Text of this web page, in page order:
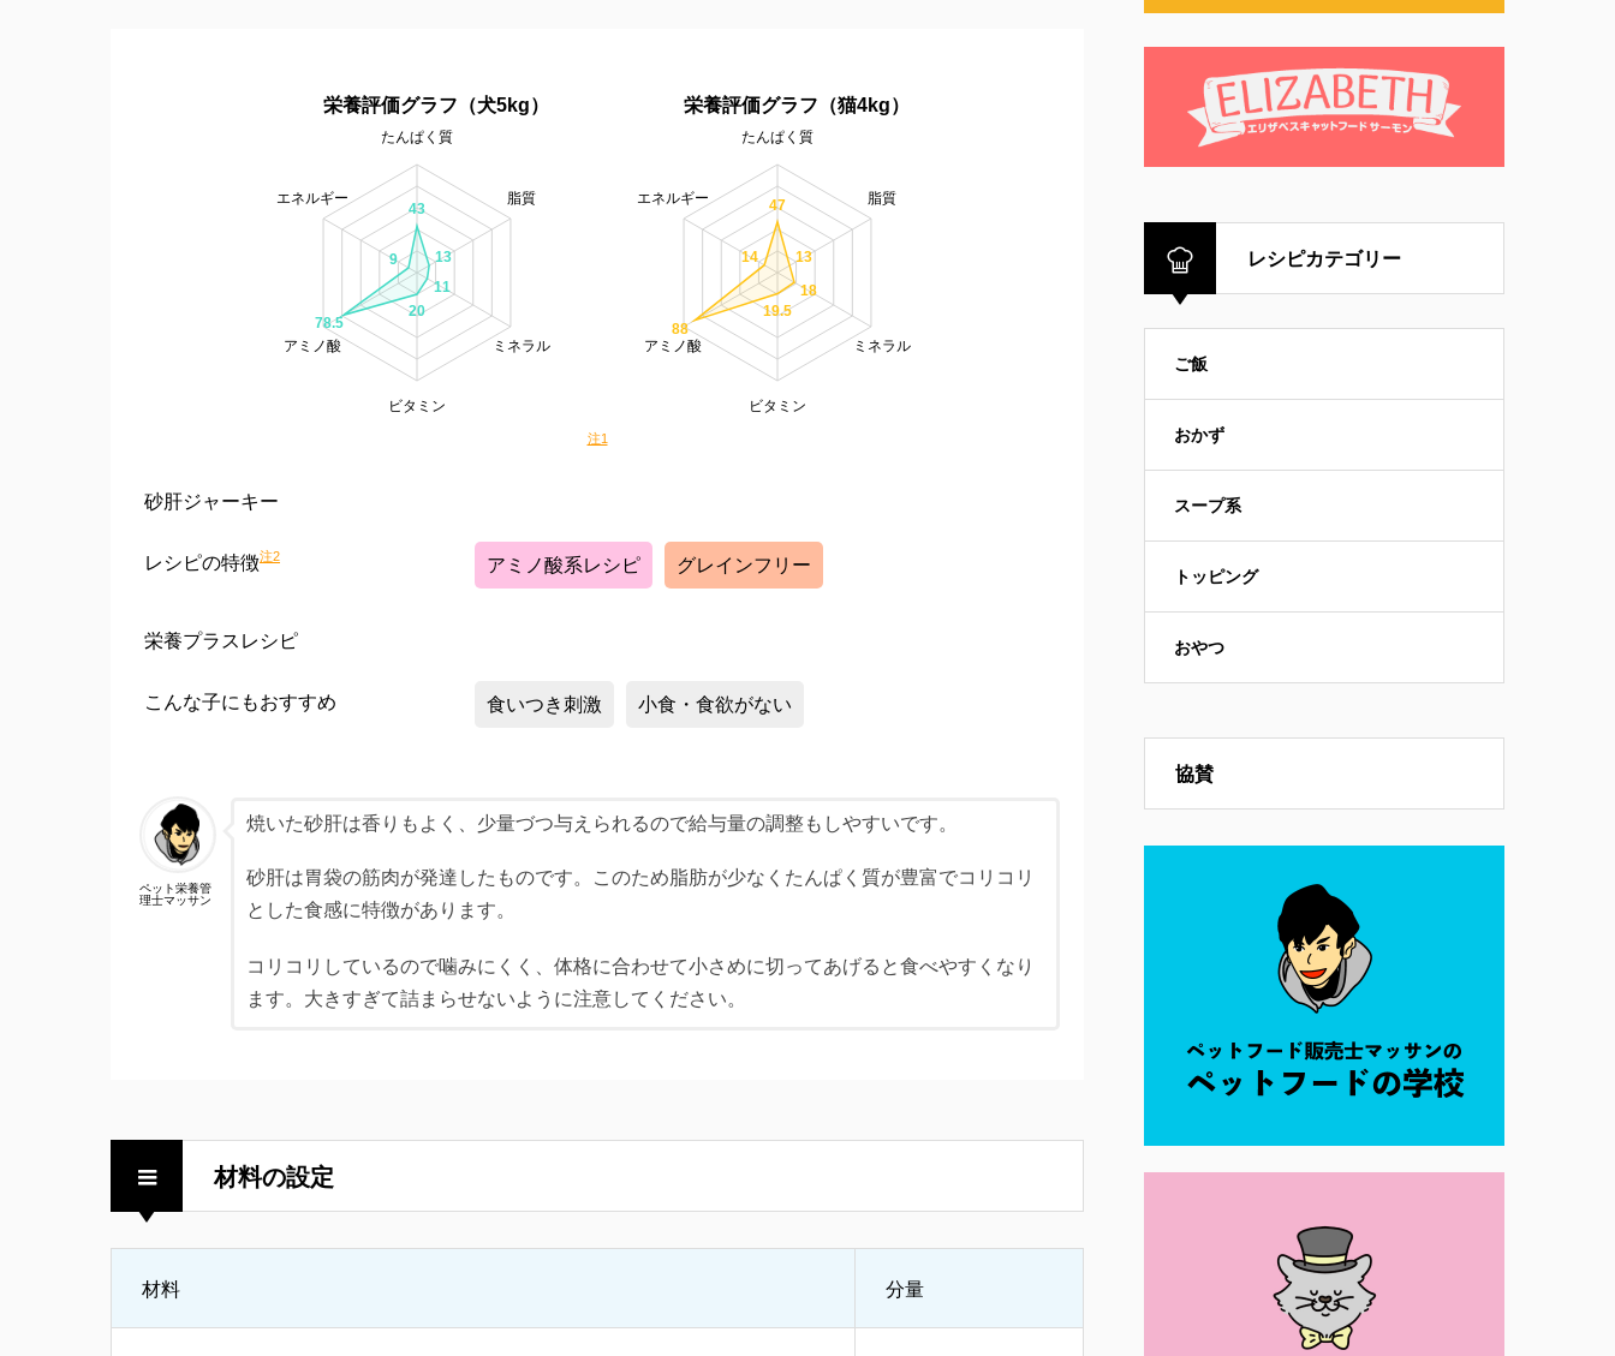
栄養評価グラフ（犬5kg）
9
43
13
11
20
78.5
エネルギー
たんぱく質
脂質
ミネラル
ビタミン
アミノ酸
栄養評価グラフ（猫4kg）
14
47
13
18
19.5
88
エネルギー
たんぱく質
脂質
ミネラル
ビタミン
アミノ酸
注1
砂肝ジャーキー
レシピの特徴注2 アミノ酸系レシピ グレインフリー
栄養プラスレシピ
こんな子にもおすすめ 食いつき刺激 小食・食欲がない
ペット栄養管
理士マッサン
焼いた砂肝は香りもよく、少量づつ与えられるので給与量の調整もしやすいです。
砂肝は胃袋の筋肉が発達したものです。このため脂肪が少なくたんぱく質が豊富でコリコリ
とした食感に特徴があります。
コリコリしているので噛みにくく、体格に合わせて小さめに切ってあげると食べやすくなり
ます。大きすぎて詰まらせないように注意してください。
材料の設定
材料 分量
レシピカテゴリー
ご飯
おかず
スープ系
トッピング
おやつ
協賛